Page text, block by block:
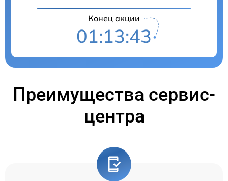
Конец акции
01:13:42
Преимущества сервис-
центра